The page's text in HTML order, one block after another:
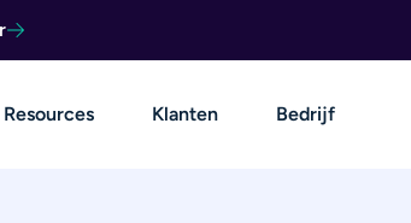
Resources Klanten Bedrijf